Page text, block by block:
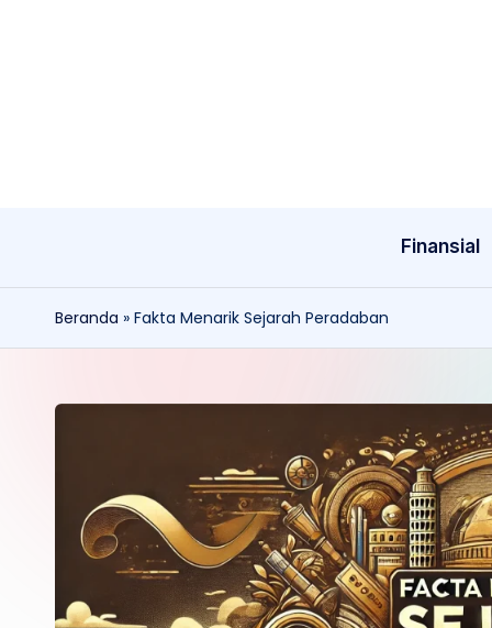
Finansial
Beranda » Fakta Menarik Sejarah Peradaban